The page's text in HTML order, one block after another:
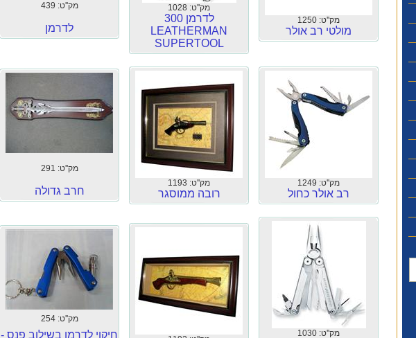
מק''ט: 1250
מולטי רב אולר
מק''ט: 1028
לדרמן 300
LEATHERMAN
SUPERTOOL
מק''ט: 439
לדרמן
מק''ט: 1249
רב אולר כחול
מק''ט: 1193
רובה ממוסגר
מק''ט: 291
חרב גדולה
מק''ט: 1030
מק''ט: 254
חיקוי לדרמן בשילוב פנס -